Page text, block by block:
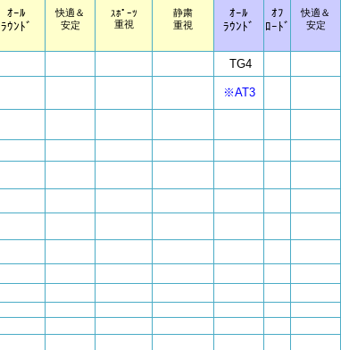
ｵｰﾙ
ﾗｳﾝﾄﾞ
快適＆
安定
ｽﾎﾟｰﾂ
重視
静粛
重視
ｵｰﾙ
ﾗｳﾝﾄﾞ
ｵﾌ
ﾛｰﾄﾞ
快適＆
安定
TG4
※AT3